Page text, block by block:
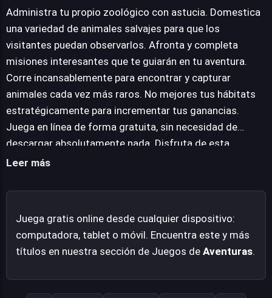
inesperado: la rentabilidad se maximiza al mantener los
hábitats en su estado original, una mecánica que añade
una capa intrigante a las decisiones económicas. A
medida que avanzas, se desbloquean misiones
desafiantes que te impulsan a explorar nuevos
territorios y a descubrir especies legendarias. Es una
propuesta que invita a la experimentación constante,
combinando la satisfacción de la captura con la
planificación a largo plazo de tu parque. Rodeo
Administra tu propio zoológico con astucia. Domestica
una variedad de animales salvajes para que los
visitantes puedan observarlos. Afronta y completa
misiones interesantes que te guiarán en tu aventura.
Corre incansablemente para encontrar y capturar
animales cada vez más raros. No mejores tus hábitats
estratégicamente para incrementar tus ganancias.
Juega en línea de forma gratuita, sin necesidad de
descargar absolutamente nada. Disfruta de esta
experiencia directamente desde tu navegador web en tu
Leer más
Juega gratis online desde cualquier dispositivo:
computadora, tablet o móvil. Encuentra este y más
títulos en nuestra sección de Juegos de Aventuras.